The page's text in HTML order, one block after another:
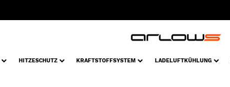
HITZESCHUTZ KRAFTSTOFFSYSTEM LADELUFTKÜHLUNG